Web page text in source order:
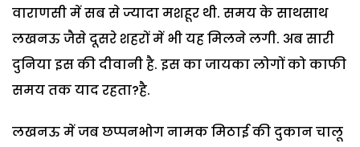
वाराणसी में सब से ज्यादा मशहूर थी. समय के साथसाथ
लखनऊ जैसे दूसरे शहरों में भी यह मिलने लगी. अब सारी
दुनिया इस की दीवानी है. इस का जायका लोगों को काफी
समय तक याद रहता?है.
लखनऊ में जब छप्पनभोग नामक मिठाई की दुकान चालू